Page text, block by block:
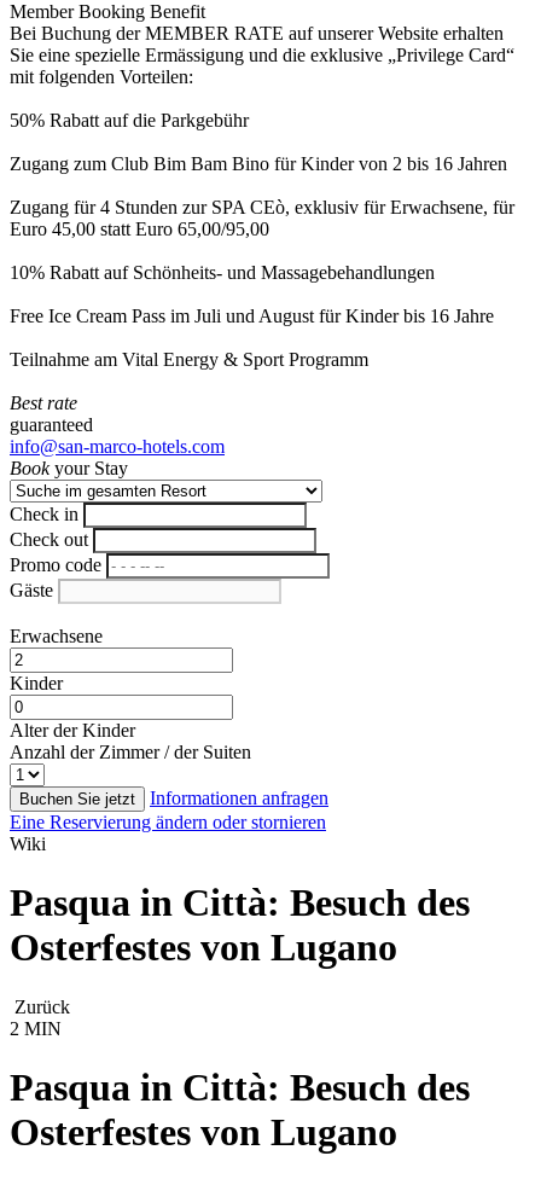
Member Booking Benefit
Bei Buchung der MEMBER RATE auf unserer Website erhalten
Sie eine spezielle Ermässigung und die exklusive „Privilege Card“
mit folgenden Vorteilen:
50% Rabatt auf die Parkgebühr
Zugang zum Club Bim Bam Bino für Kinder von 2 bis 16 Jahren
Zugang für 4 Stunden zur SPA CEò, exklusiv für Erwachsene, für
Euro 45,00 statt Euro 65,00/95,00
10% Rabatt auf Schönheits- und Massagebehandlungen
Free Ice Cream Pass im Juli und August für Kinder bis 16 Jahre
Teilnahme am Vital Energy & Sport Programm
Best rate
guaranteed
info@san-marco-hotels.com
Bookyour Stay
Check in
Check out
Promo code
Gäste
Erwachsene
Kinder
Alter der Kinder
Anzahl der Zimmer / der Suiten
Buchen Sie jetzt
Informationen anfragen
Eine Reservierung ändern oder stornieren
Wiki
Pasqua in Città: Besuch des
Osterfestes von Lugano
Zurück
2 MIN
Pasqua in Città: Besuch des
Osterfestes von Lugano